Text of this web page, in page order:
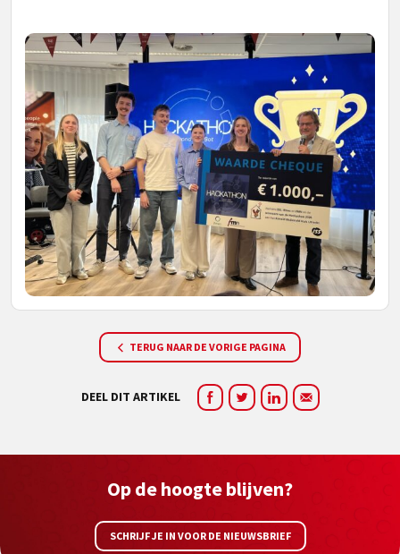
TERUG NAAR DE VORIGE PAGINA
DEEL DIT ARTIKEL
Op de hoogte blijven?
SCHRIJF JE IN VOOR DE NIEUWSBRIEF